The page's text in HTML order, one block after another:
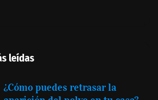
leídas
¿Cómo puedes retrasar la